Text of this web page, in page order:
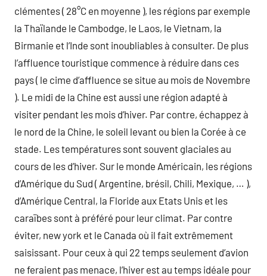
clémentes ( 28°C en moyenne ), les régions par exemple
la Thaïlande le Cambodge, le Laos, le Vietnam, la
Birmanie et l’Inde sont inoubliables à consulter. De plus
l’affluence touristique commence à réduire dans ces
pays ( le cime d’affluence se situe au mois de Novembre
). Le midi de la Chine est aussi une région adapté à
visiter pendant les mois d’hiver. Par contre, échappez à
le nord de la Chine, le soleil levant ou bien la Corée à ce
stade. Les températures sont souvent glaciales au
cours de les d’hiver. Sur le monde Américain, les régions
d’Amérique du Sud ( Argentine, brésil, Chili, Mexique, … ),
d’Amérique Central, la Floride aux Etats Unis et les
caraïbes sont à préféré pour leur climat. Par contre
éviter, new york et le Canada où il fait extrêmement
saisissant. Pour ceux à qui 22 temps seulement d’avion
ne feraient pas menace, l’hiver est au temps idéale pour